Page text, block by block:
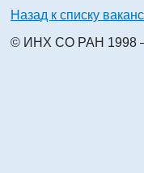
Назад к списку
© ИНХ СО РАН 1998 –